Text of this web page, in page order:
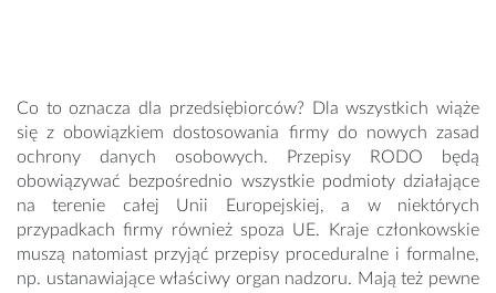
Co to oznacza dla przedsiębiorców? Dla wszystkich wiąże
się z obowiązkiem dostosowania firmy do nowych zasad
ochrony danych osobowych. Przepisy RODO będą
obowiązywać bezpośrednio wszystkie podmioty działające
na terenie całej Unii Europejskiej, a w niektórych
przypadkach firmy również spoza UE. Kraje członkowskie
muszą natomiast przyjąć przepisy proceduralne i formalne,
np. ustanawiające właściwy organ nadzoru. Mają też pewne